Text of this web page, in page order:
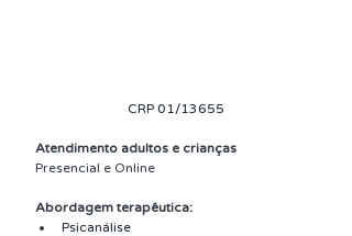
CRP 01/13655
Atendimento adultos e crianças
Presencial e Online
Abordagem terapêutica:
Psicanálise